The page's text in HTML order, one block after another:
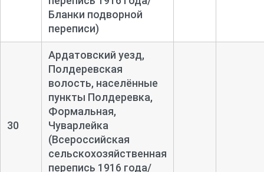
Бланки подворной
переписи)
30
Ардатовский уезд,
Полдеревская
волость, населённые
пункты Полдеревка,
Формальная,
Чуварлейка
(Всероссийская
сельскохозяйственная
перепись 1916 года/